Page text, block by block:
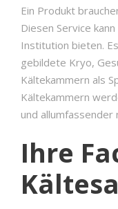
Ein Produkt
Diesen Service
Institution bieten.
gebildete Kryo,
Kältekammern als
Kältekammern
und allumfassender
Ihre